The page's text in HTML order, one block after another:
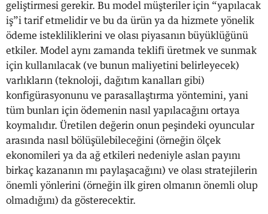
geliştirmesi gerekir. Bu model müşteriler için “yapılacak
iş”i tarif etmelidir ve bu da ürün ya da hizmete yönelik
ödeme istekliliklerini ve olası piyasanın büyüklüğünü
etkiler. Model aynı zamanda teklifi üretmek ve sunmak
için kullanılacak (ve bunun maliyetini belirleyecek)
varlıkların (teknoloji, dağıtım kanalları gibi)
konfigürasyonunu ve parasallaştırma yöntemini, yani
tüm bunları için ödemenin nasıl yapılacağını ortaya
koymalıdır. Üretilen değerin onun peşindeki oyuncular
arasında nasıl bölüşülebileceğini (örneğin ölçek
ekonomileri ya da ağ etkileri nedeniyle aslan payını
birkaç kazananın mı paylaşacağını) ve olası stratejilerin
önemli yönlerini (örneğin ilk giren olmanın önemli olup
olmadığını) da gösterecektir.